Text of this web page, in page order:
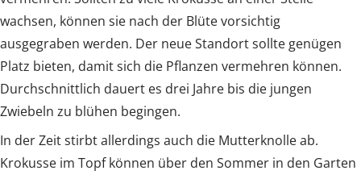
wachsen, können sie nach der Blüte vorsichtig
ausgegraben werden. Der neue Standort sollte genügen
Platz bieten, damit sich die Pflanzen vermehren können.
Durchschnittlich dauert es drei Jahre bis die jungen
Zwiebeln zu blühen begingen.
In der Zeit stirbt allerdings auch die Mutterknolle ab.
Krokusse im Topf können über den Sommer in den Garten